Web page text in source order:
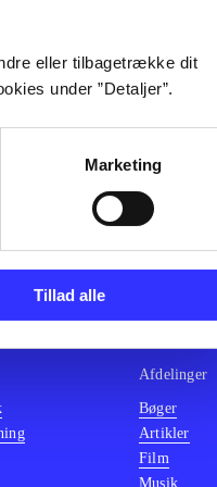
eller tilbagetrække dit
under ”Detaljer”.
Marketing
Tillad alle
Afdelinger
Bøger
Artikler
Film
Musik